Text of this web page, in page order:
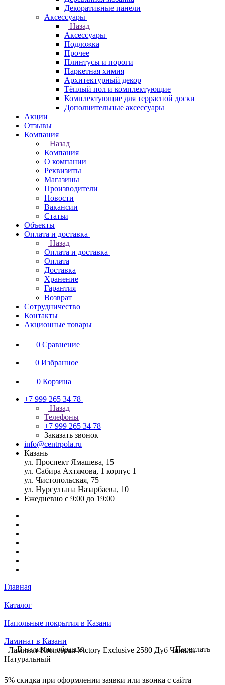
Декоративные панели
Аксессуары
Назад
Аксессуары
Подложка
Прочее
Плинтусы и пороги
Паркетная химия
Архитектурный декор
Тёплый пол и комплектующие
Комплектующие для террасной доски
Дополнительные аксессуары
Акции
Отзывы
Компания
Назад
Компания
О компании
Реквизиты
Магазины
Производители
Новости
Вакансии
Статьи
Объекты
Оплата и доставка
Назад
Оплата и доставка
Оплата
Доставка
Хранение
Гарантия
Возврат
Сотрудничество
Контакты
Акционные товары
0 Сравнение
0 Избранное
0 Корзина
+7 999 265 34 78
Назад
Телефоны
+7 999 265 34 78
Заказать звонок
info@centrpola.ru
Казань
ул. Проспект Ямашева, 15
ул. Сабира Ахтямова, 1 корпус 1
ул. Чистопольская, 75
ул. Нурсултана Назарбаева, 10
Ежедневно с 9:00 до 19:00
Главная
–
Каталог
–
Напольные покрытия в Казани
–
Ламинат в Казани
–Ламинат Kronospan Victory Exclusive 2580 Дуб Чанкли
Натуральный
5% скидка при оформлении заявки или звонка с сайта
В наличии образцы Переслать